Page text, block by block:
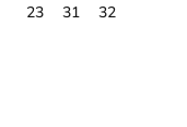
23 31
32